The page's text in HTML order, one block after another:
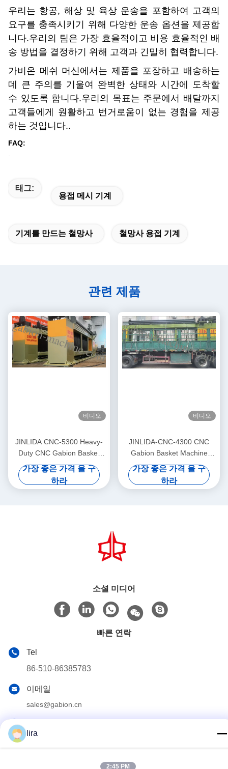
우리는 항공, 해상 및 육상 운송을 포함하여 고객의
요구를 충족시키기 위해 다양한 운송 옵션을 제공합
니다.우리의 팀은 가장 효율적이고 비용 효율적인 배
송 방법을 결정하기 위해 고객과 긴밀히 협력합니다.
가비온 메쉬 머신에서는 제품을 포장하고 배송하는
데 큰 주의를 기울여 완벽한 상태와 시간에 도착할
수 있도록 합니다.우리의 목표는 주문에서 배달까지
고객들에게 원활하고 번거로움이 없는 경험을 제공
하는 것입니다..
FAQ:
태그:
용접 메시 기계
기계를 만드는 철망사 철망사 용접 기계
관련 제품
비디오
JINLIDA CNC-5300 Heavy-
Duty CNC Gabion Basket
Welding Machine 5300mm
Width Double Twist Mesh
Production Equipment
가장 좋은 가격 을 구
하라
비디오
JINLIDA-CNC-4300 CNC
Gabion Basket Machine
4300mm Working Width
Servo-Driven Double Twist
Mesh Equipment
가장 좋은 가격 을 구
하라
소셜 미디어
빠른 연락
Tel
86-510-86385783
이메일
sales@gabion.cn
국
lira
2:45 PM